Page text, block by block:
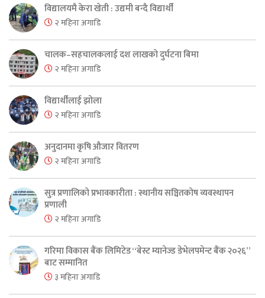
विद्यालयमै केरा खेती : उद्यमी बन्दै विद्यार्थी
२ महिना अगाडि
चालक–सहचालकलाई दश लाखको दुर्घटना बिमा
२ महिना अगाडि
विद्यार्थीलाई झोला
२ महिना अगाडि
अनुदानमा कृषि औजार वितरण
२ महिना अगाडि
सुत्र प्रणालिको प्रभावकारीता : स्थानीय सञ्चितकोष व्यवस्थापन
प्रणाली
२ महिना अगाडि
गरिमा विकास बैंक लिमिटेड “बेस्ट म्यानेज्ड डेभेलपमेन्ट बैंक २०२६”
बाट सम्मानित
३ महिना अगाडि